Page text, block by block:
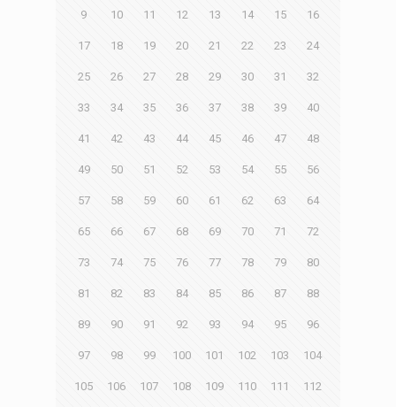
9 10 11 12 13 14 15 16
17 18 19 20 21 22 23 24
25 26 27 28 29 30 31 32
33 34 35 36 37 38 39 40
41 42 43 44 45 46 47 48
49 50 51 52 53 54 55 56
57 58 59 60 61 62 63 64
65 66 67 68 69 70 71 72
73 74 75 76 77 78 79 80
81 82 83 84 85 86 87 88
89 90 91 92 93 94 95 96
97 98 99 100 101 102 103 104
105 106 107 108 109 110 111 112